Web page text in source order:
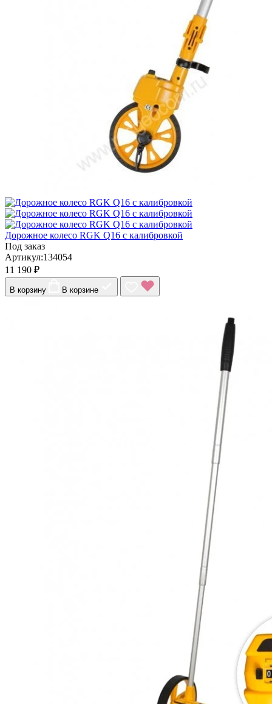
Дорожное колесо RGK Q16 с калибровкой
Под заказ
Артикул:134054
11 190 ₽
В корзину В корзине